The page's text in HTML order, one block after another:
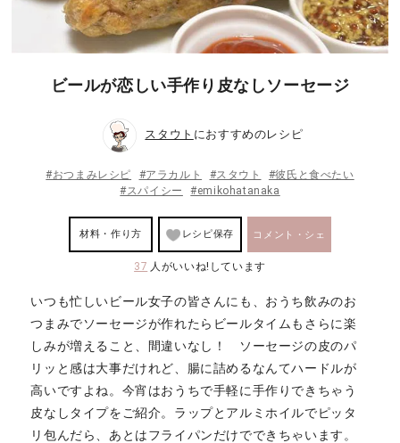
ビールが恋しい手作り皮なしソーセージ
スタウト におすすめのレシピ
#おつまみレシピ #アラカルト #スタウト
#彼氏と食べたい
#スパイシー
#emikohatanaka
材料・作り方 レシピ保存 コメント・シェ
37 人がいいね!しています
いつも忙しいビール女子の皆さんにも、おうち飲みのお
つまみでソーセージが作れたらビールタイムもさらに楽
しみが増えること、間違いなし！ ソーセージの皮のパ
リッと感は大事だけれど、腸に詰めるなんてハードルが
高いですよね。今宵はおうちで手軽に手作りできちゃう
皮なしタイプをご紹介。ラップとアルミホイルでピッタ
リ包んだら、あとはフライパンだけでできちゃいます。